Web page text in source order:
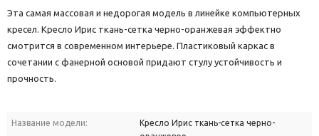
Эта самая массовая и недорогая модель в линейке компьютерных
кресел. Кресло Ирис ткань-сетка черно-оранжевая эффектно
смотрится в современном интерьере. Пластиковый каркас в
сочетании с фанерной основой придают стулу устойчивость и
прочность.
Название модели:
Кресло Ирис ткань-сетка черно-